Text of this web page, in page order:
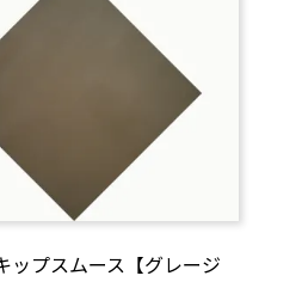
プスムース【グレージ